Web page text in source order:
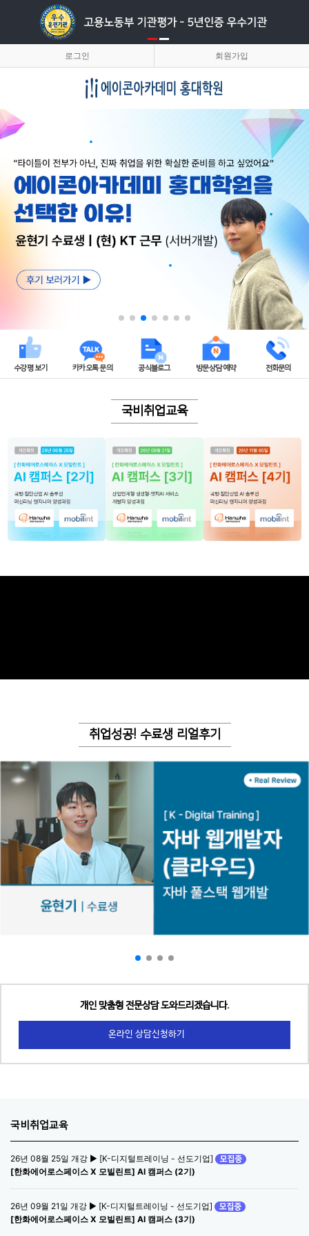
로그인 회원가입
수강평 보기 카카오톡 문의 공식블로그 방문상담 예약 전화문의
국비취업교육
취업성공! 수료생 리얼후기
개인 맞춤형 전문상담 도와드리겠습니다.
온라인 상담신청하기
국비취업교육
26년 08월 25일 개강 ▶ [K-디지털트레이닝 - 선도기업]
[한화에어로스페이스 X 모빌린트] AI 캠퍼스 (2기)
26년 09월 21일 개강 ▶ [K-디지털트레이닝 - 선도기업]
[한화에어로스페이스 X 모빌린트] AI 캠퍼스 (3기)